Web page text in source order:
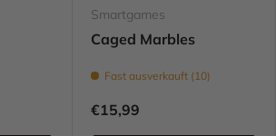
Smartgames
Caged Marbles
Fast ausverkauft (10)
€15,99